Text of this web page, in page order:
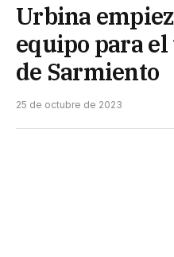
Urbina
equipo para
de Sarmiento
25 de octubre de 2023